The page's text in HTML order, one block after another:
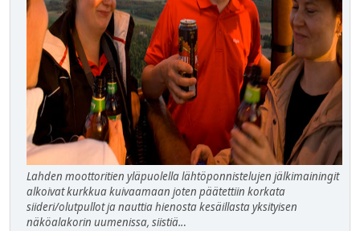
Lahden moottoritien yläpuolella lähtöponnistelujen jälkimainingit
alkoivat kurkkua kuivaamaan joten päätettiin korkata
siideri/olutpullot ja nauttia hienosta kesäillasta yksityisen
näköalakorin uumenissa, siistiä...